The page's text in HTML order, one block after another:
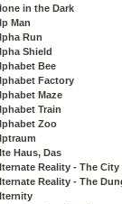
in the Dark
Man
Run
Shield
Bee
Factory
Maze
Train
Zoo
Haus, Das
Reality - The City
Reality - The